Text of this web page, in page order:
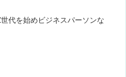
代を始めビジネスパーソンな